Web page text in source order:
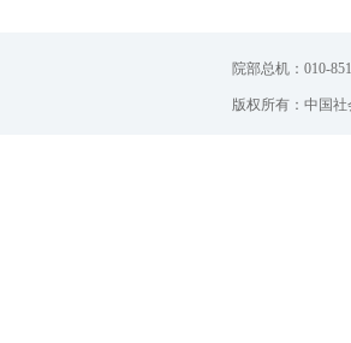
院部总机：010-
版权所有：中国